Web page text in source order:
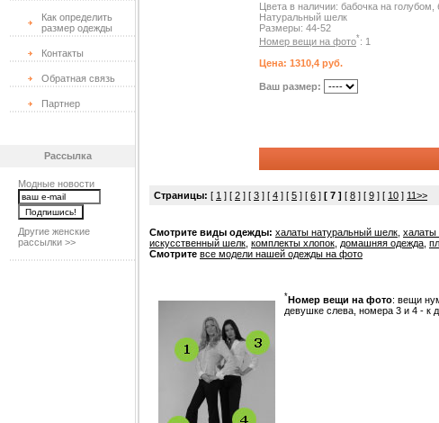
Как определить
размер одежды
Контакты
Обратная связь
Партнер
Рассылка
Модные новости
Другие женские
рассылки >>
Цвета в наличии: бабочка на голубом,
Натуральный шелк
Размеры: 44-52
Номер вещи на фото*: 1
Цена: 1310,4 руб.
Ваш размер:
Страницы: [ 1 ] [ 2 ] [ 3 ] [ 4 ] [ 5 ] [ 6 ] [ 7 ] [ 8 ] [ 9 ] [ 10 ] 11>>
Смотрите виды одежды: халаты натуральный шелк халаты
искусственный шелк комплекты хлопок домашняя одежда
Смотрите все модели нашей одежды на фото
*Номер вещи на фото: вещи
девушке слева, номера 3 и 4 - к